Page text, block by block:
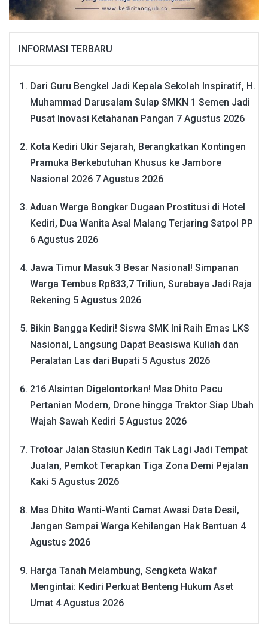
INFORMASI TERBARU
Dari Guru Bengkel Jadi Kepala Sekolah Inspiratif, H.
Muhammad Darusalam Sulap SMKN 1 Semen Jadi
Pusat Inovasi Ketahanan Pangan 7 Agustus 2026
Kota Kediri Ukir Sejarah, Berangkatkan Kontingen
Pramuka Berkebutuhan Khusus ke Jambore
Nasional 2026 7 Agustus 2026
Aduan Warga Bongkar Dugaan Prostitusi di Hotel
Kediri, Dua Wanita Asal Malang Terjaring Satpol PP
6 Agustus 2026
Jawa Timur Masuk 3 Besar Nasional! Simpanan
Warga Tembus Rp833,7 Triliun, Surabaya Jadi Raja
Rekening 5 Agustus 2026
Bikin Bangga Kediri! Siswa SMK Ini Raih Emas LKS
Nasional, Langsung Dapat Beasiswa Kuliah dan
Peralatan Las dari Bupati 5 Agustus 2026
216 Alsintan Digelontorkan! Mas Dhito Pacu
Pertanian Modern, Drone hingga Traktor Siap Ubah
Wajah Sawah Kediri 5 Agustus 2026
Trotoar Jalan Stasiun Kediri Tak Lagi Jadi Tempat
Jualan, Pemkot Terapkan Tiga Zona Demi Pejalan
Kaki 5 Agustus 2026
Mas Dhito Wanti-Wanti Camat Awasi Data Desil,
Jangan Sampai Warga Kehilangan Hak Bantuan 4
Agustus 2026
Harga Tanah Melambung, Sengketa Wakaf
Mengintai: Kediri Perkuat Benteng Hukum Aset
Umat 4 Agustus 2026